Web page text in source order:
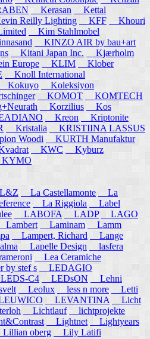
Kerasan
Kettal
Reilly Lighting KFF
Khouri
Kim Stahlmobel
KINZO AIR by bau+art
Kitani Japan Inc.
Kjærholm
Europe KLIM
Klober
Knoll International
Kokuyo
Koleksiyon
KOMOT
KOMTECH
Korzilius
Kos
Kreon
Kriptonite
Kristalia
KRISTIINA LASSUS
Woodi
KURTH Manufaktur
KWC
Kyburz
La Castellamonte
La
La Riggiola
Label
LABOFA LADP
LAGO
Lambert Laminam
Lamm
Lampert, Richard
Lange
Lapelle Design
lasfera
Lea Ceramiche
by stef s
LEDAGIO
C4 LEDsON
Lehni
Leolux less n more
Letti
LEVANTINA
Licht
Lichtlauf lichtprojekte
Lightnet
Lightyears
oberg
Lily Latifi